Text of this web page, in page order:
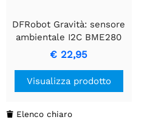
DFRobot Gravità: sensore
ambientale I2C BME280
€ 22,95
Visualizza prodotto
 Elenco chiaro